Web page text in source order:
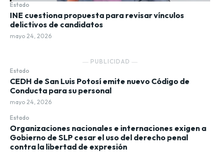
Estado
INE cuestiona propuesta para revisar vínculos
delictivos de candidatos
mayo 24, 2026
― PUBLICIDAD ―
Estado
CEDH de San Luis Potosí emite nuevo Código de
Conducta para su personal
mayo 24, 2026
Estado
Organizaciones nacionales e internaciones exigen a
Gobierno de SLP cesar el uso del derecho penal
contra la libertad de expresión